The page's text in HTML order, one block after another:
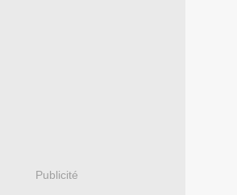
Publicité